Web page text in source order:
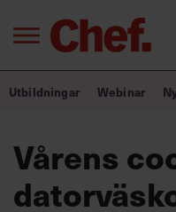
Bra ledare
Utbildning
Utbildningar Webinar
Vårens